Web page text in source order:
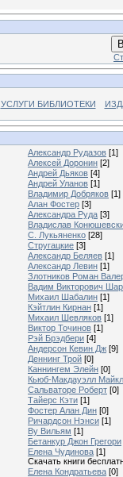
УСЛУГИ БИБЛИОТЕКИ
Александр Рудазов [1]
Алексей Доронин [2]
Андрей Дьяков [4]
Андрей Уланов [1]
Владимир Добряков [1]
Алан Фостер [3]
Александра Руда [3]
Владислав
С. Лукьяненко [28]
Стругацкие [3]
Александр Беляев [1]
Александр Левин [1]
Злотников Роман
Вадим Викторович
Михаил Шабалин [1]
Кэйтлин Кирнан [1]
Михаил Шевляков [1]
Виктор Точинов [1]
Рэй Брэдбери [4]
Андерсон Кевин Дж [9]
Деннинг Трой [0]
Каннингем Элейн [0]
Кьюб-Макдауэлл Майкл
Сальваторе Роберт [0]
Тайерс Кэти [1]
Фостер Алан Дин [0]
Ричардсон Нэнси [1]
Ву Вильям [1]
Бетанкур Джон Грегори
Елена Чудинова [1]
Скачать книги
Елена Кондратьева [0]